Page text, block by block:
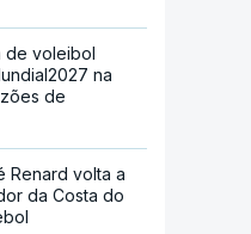
de voleibol
na
de
Renard volta a
da Costa do